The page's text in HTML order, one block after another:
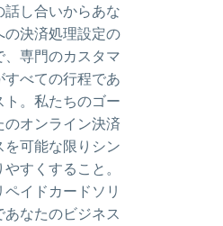
し合いからあな
の決済処理設定の
、専門のカスタマ
すべての行程であ
ト。私たちのゴー
オンライン決済
可能な限りシン
すくすること。
イドカードソリ
あなたのビジネス